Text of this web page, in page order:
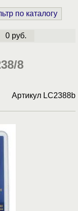
по каталогу
0 руб.
8
Артикул LC2388b